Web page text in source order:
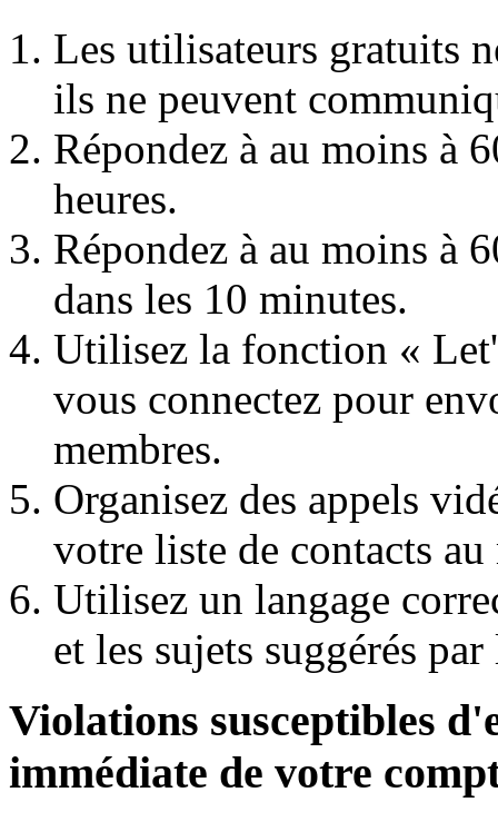
Les utilisateurs gratuits
ils ne peuvent
Répondez à au moins à
heures.
Répondez à au moins à
dans les 10 minutes.
Utilisez la fonction «
vous connectez pour
membres.
Organisez des appels
votre liste de contacts
Utilisez un langage
et les sujets suggérés
Violations susceptibles
immédiate de votre